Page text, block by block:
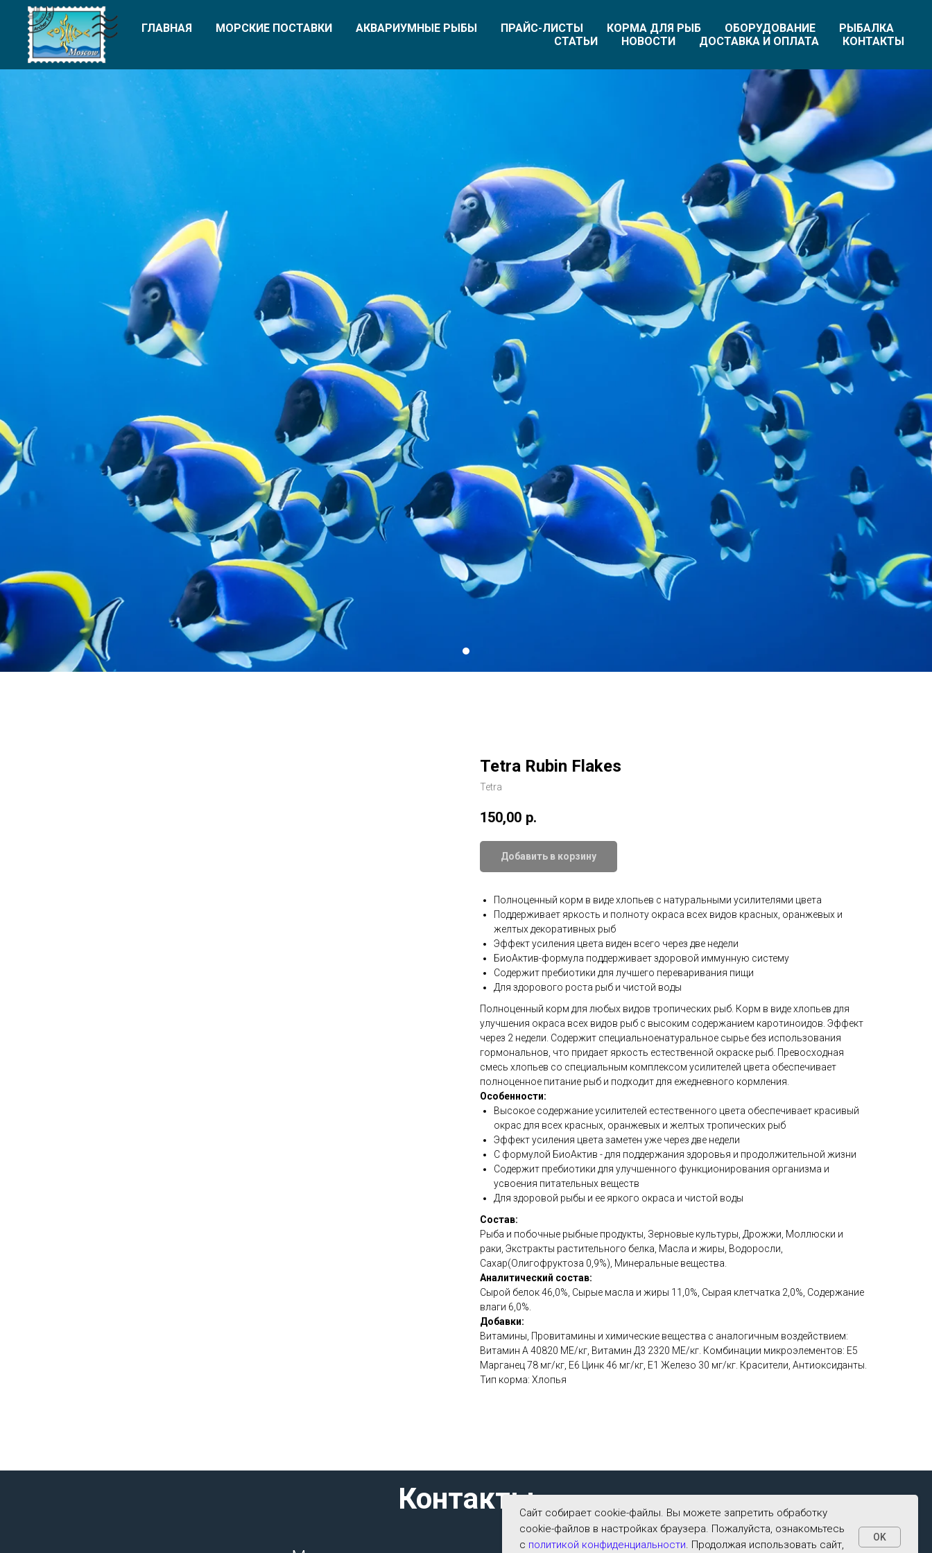
ГЛАВНАЯ МОРСКИЕ ПОСТАВКИ АКВАРИУМНЫЕ РЫБЫ ПРАЙС-ЛИСТЫ КОРМА ДЛЯ РЫБ ОБОРУДОВАНИЕ
РЫБАЛКА
СТАТЬИ
НОВОСТИ ДОСТАВКА И ОПЛАТА КОНТАКТЫ
Tetra Rubin Flakes
Tetra
150,00 р.
Добавить в корзину
Полноценный корм в виде хлопьев с натуральными усилителями цвета
Поддерживает яркость и полноту окраса всех видов красных, оранжевых и
желтых декоративных рыб
Эффект усиления цвета виден всего через две недели
БиоАктив-формула поддерживает здоровой иммунную систему
Содержит пребиотики для лучшего переваривания пищи
Для здорового роста рыб и чистой воды
Полноценный корм для любых видов тропических рыб. Корм в виде хлопьев для
улучшения окраса всех видов рыб с высоким содержанием каротиноидов. Эффект
через 2 недели. Содержит специальноенатуральное сырье без использования
гормональнов, что придает яркость естественной окраске рыб. Превосходная
смесь хлопьев со специальным комплексом усилителей цвета обеспечивает
полноценное питание рыб и подходит для ежедневного кормления.
Особенности:
Высокое содержание усилителей естественного цвета обеспечивает красивый
окрас для всех красных, оранжевых и желтых тропических рыб
Эффект усиления цвета заметен уже через две недели
С формулой БиоАктив - для поддержания здоровья и продолжительной жизни
Содержит пребиотики для улучшенного функционирования организма и
усвоения питательных веществ
Для здоровой рыбы и ее яркого окраса и чистой воды
Состав:
Рыба и побочные рыбные продукты, Зерновые культуры, Дрожжи, Моллюски и
раки, Экстракты растительного белка, Масла и жиры, Водоросли,
Сахар(Олигофруктоза 0,9%), Минеральные вещества.
Аналитический состав:
Сырой белок 46,0%, Сырые масла и жиры 11,0%, Сырая клетчатка 2,0%, Содержание
влаги 6,0%.
Добавки:
Витамины, Провитамины и химические вещества с аналогичным воздействием:
Витамин А 40820 МЕ/кг, Витамин Д3 2320 МЕ/кг. Комбинации микроэлементов: Е5
Марганец 78 мг/кг, Е6 Цинк 46 мг/кг, Е1 Железо 30 мг/кг. Красители, Антиоксиданты.
Тип корма: Хлопья
КонтактыСайт собирает cookie-файлы. Вы можете запретить обработку
cookie-файлов в настройках браузера. Пожалуйста, ознакомьтесь
с политикой конфиденциальности. Продолжая использовать сайт,
OK